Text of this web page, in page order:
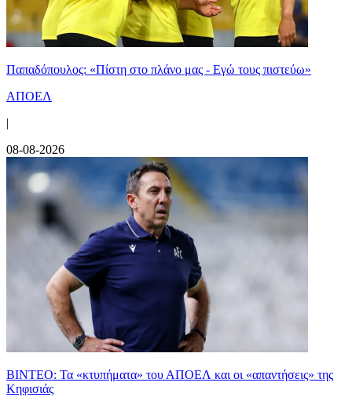
Παπαδόπουλος: «Πίστη στο πλάνο μας - Εγώ τους πιστεύω»
ΑΠΟΕΛ
|
08-08-2026
ΒΙΝΤΕΟ: Τα «κτυπήματα» του ΑΠΟΕΛ και οι «απαντήσεις» της
Κηφισιάς